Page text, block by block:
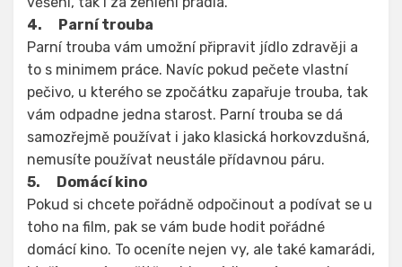
4.
Parní trouba
Parní trouba vám umožní připravit jídlo zdravěji a
to s minimem práce. Navíc pokud pečete vlastní
pečivo, u kterého se zpočátku zapařuje trouba, tak
vám odpadne jedna starost. Parní trouba se dá
samozřejmě používat i jako klasická horkovzdušná,
nemusíte používat neustále přídavnou páru.
5.
Domácí kino
Pokud si chcete pořádně odpočinout a podívat se u
toho na film, pak se vám bude hodit pořádné
domácí kino. To oceníte nejen vy, ale také kamarádi,